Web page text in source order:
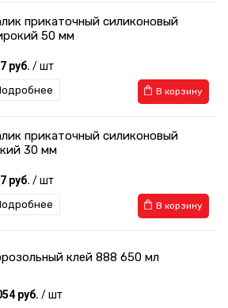
прикаточный силиконовый
50 мм
руб. / шт
В корзину
прикаточный силиконовый
30 мм
руб. / шт
В корзину
клей 888 650 мл
руб. / шт